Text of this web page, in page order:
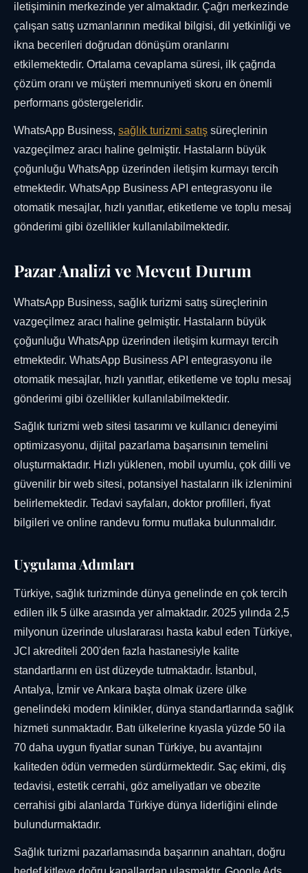
iletişiminin merkezinde yer almaktadır. Çağrı merkezinde
çalışan satış uzmanlarının medikal bilgisi, dil yetkinliği ve
ikna becerileri doğrudan dönüşüm oranlarını
etkilemektedir. Ortalama cevaplama süresi, ilk çağrıda
çözüm oranı ve müşteri memnuniyeti skoru en önemli
performans göstergeleridir.
WhatsApp Business, sağlık turizmi satış süreçlerinin
vazgeçilmez aracı haline gelmiştir. Hastaların büyük
çoğunluğu WhatsApp üzerinden iletişim kurmayı tercih
etmektedir. WhatsApp Business API entegrasyonu ile
otomatik mesajlar, hızlı yanıtlar, etiketleme ve toplu mesaj
gönderimi gibi özellikler kullanılabilmektedir.
Pazar Analizi ve Mevcut Durum
WhatsApp Business, sağlık turizmi satış süreçlerinin
vazgeçilmez aracı haline gelmiştir. Hastaların büyük
çoğunluğu WhatsApp üzerinden iletişim kurmayı tercih
etmektedir. WhatsApp Business API entegrasyonu ile
otomatik mesajlar, hızlı yanıtlar, etiketleme ve toplu mesaj
gönderimi gibi özellikler kullanılabilmektedir.
Sağlık turizmi web sitesi tasarımı ve kullanıcı deneyimi
optimizasyonu, dijital pazarlama başarısının temelini
oluşturmaktadır. Hızlı yüklenen, mobil uyumlu, çok dilli ve
güvenilir bir web sitesi, potansiyel hastaların ilk izlenimini
belirlemektedir. Tedavi sayfaları, doktor profilleri, fiyat
bilgileri ve online randevu formu mutlaka bulunmalıdır.
Uygulama Adımları
Türkiye, sağlık turizminde dünya genelinde en çok tercih
edilen ilk 5 ülke arasında yer almaktadır. 2025 yılında 2,5
milyonun üzerinde uluslararası hasta kabul eden Türkiye,
JCI akrediteli 200'den fazla hastanesiyle kalite
standartlarını en üst düzeyde tutmaktadır. İstanbul,
Antalya, İzmir ve Ankara başta olmak üzere ülke
genelindeki modern klinikler, dünya standartlarında sağlık
hizmeti sunmaktadır. Batı ülkelerine kıyasla yüzde 50 ila
70 daha uygun fiyatlar sunan Türkiye, bu avantajını
kaliteden ödün vermeden sürdürmektedir. Saç ekimi, diş
tedavisi, estetik cerrahi, göz ameliyatları ve obezite
cerrahisi gibi alanlarda Türkiye dünya liderliğini elinde
bulundurmaktadır.
Sağlık turizmi pazarlamasında başarının anahtarı, doğru